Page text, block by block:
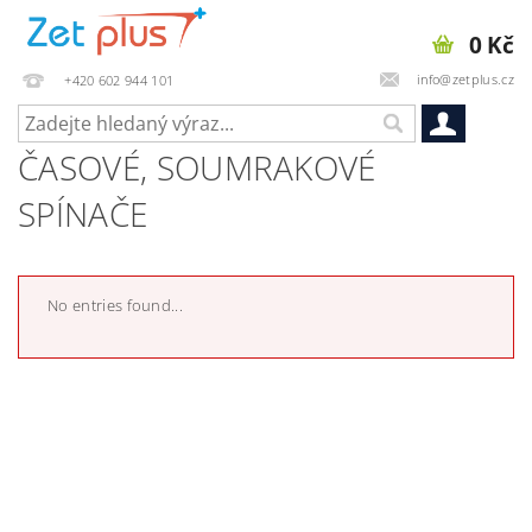
+420 602 944 101 info@zetplus.cz
0 Kč
ČASOVÉ, SOUMRAKOVÉ
SPÍNAČE
No entries found...